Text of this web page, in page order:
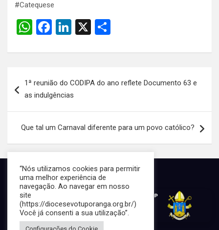
#Catequese
W
at
A
p
F
ce
o
k
Li
ke
n
X
ar
de
1ª reunião do CODIPA do ano reflete Documento 63 e
as indulgências
Que tal um Carnaval diferente para um povo católico?
“Nós utilizamos cookies para permitir
uma melhor experiência de
navegação. Ao navegar em nosso
site
(https://diocesevotuporanga.org.br/)
Você já consenti a sua utilização”.